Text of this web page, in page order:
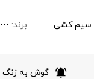
سیم کشی برند: ---
گوش به زنگ